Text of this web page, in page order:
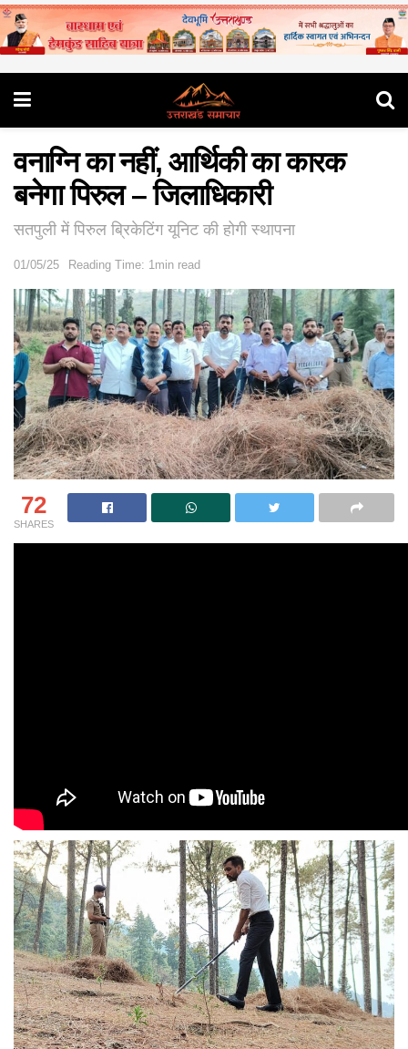
वनाग्नि का नहीं, आर्थिकी का कारक
बनेगा पिरुल – जिलाधिकारी
सतपुली में पिरुल ब्रिकेटिंग यूनिट की होगी स्थापना
01/05/25 Reading Time: 1min read
72
SHARES